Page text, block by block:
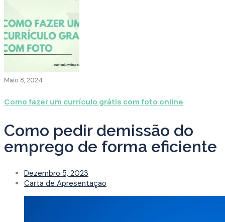
Maio 8, 2024
Como fazer um currículo grátis com foto online
Como pedir demissão do
emprego de forma eficiente
Dezembro 5, 2023
Carta de Apresentaçao